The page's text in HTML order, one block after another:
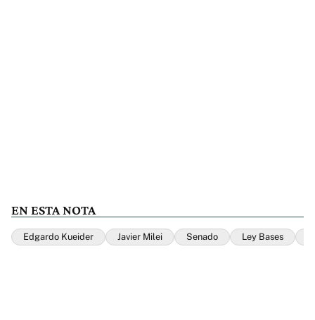
EN ESTA NOTA
Edgardo Kueider Javier Milei Senado Ley Bases